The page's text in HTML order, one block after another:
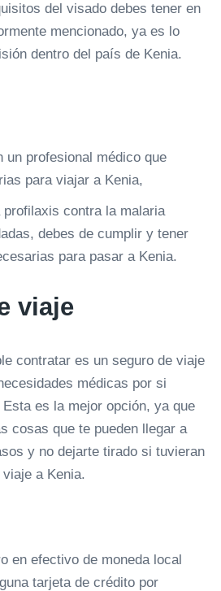
del visado debes tener en
mencionado, ya es lo
dentro del país de Kenia.
un profesional médico que
para viajar a Kenia,
contra la malaria
debes de cumplir y tener
para pasar a Kenia.
viaje
contratar es un seguro de viaje
médicas por si
es la mejor opción, ya que
cosas que te pueden llegar a
y no dejarte tirado si tuvieran
a Kenia.
en efectivo de moneda local
tarjeta de crédito por